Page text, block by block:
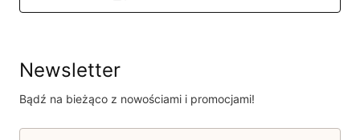
Newsletter
Bądź na bieżąco z nowościami i promocjami!